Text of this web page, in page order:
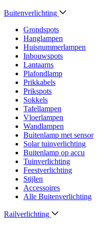
Buitenverlichting
Grondspots
Hanglampen
Huisnummerlampen
Inbouwspots
Lantaarns
Plafondlamp
Prikkabels
Prikspots
Sokkels
Tafellampen
Vloerlampen
Wandlampen
Buitenlamp met sensor
Solar tuinverlichting
Buitenlamp op accu
Tuinverlichting
Feestverlichting
Stijlen
Accessoires
Alle Buitenverlichting
Railverlichting